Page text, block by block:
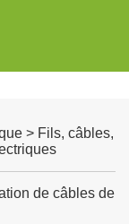
> Fils, câbles,
de câbles de